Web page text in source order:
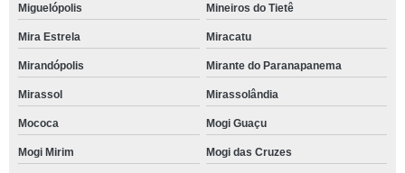
Miguelópolis Mineiros do Tietê
Mira Estrela Miracatu
Mirandópolis Mirante do Paranapanema
Mirassol Mirassolândia
Mococa Mogi Guaçu
Mogi Mirim Mogi das Cruzes